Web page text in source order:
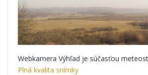
Webkamera Výhľad je súčasťou
Plná kvalita snímky